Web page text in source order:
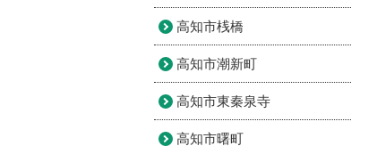
高知市桟橋
高知市潮新町
高知市東秦泉寺
高知市曙町